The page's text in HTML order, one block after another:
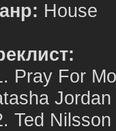
House
Pray For
Ted